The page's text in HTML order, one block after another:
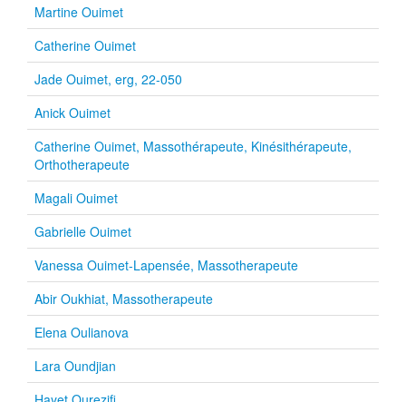
Martine Ouimet
Catherine Ouimet
Jade Ouimet, erg, 22-050
Anick Ouimet
Catherine Ouimet, Massothérapeute, Kinésithérapeute,
Orthotherapeute
Magali Ouimet
Gabrielle Ouimet
Vanessa Ouimet-Lapensée, Massotherapeute
Abir Oukhiat, Massotherapeute
Elena Oulianova
Lara Oundjian